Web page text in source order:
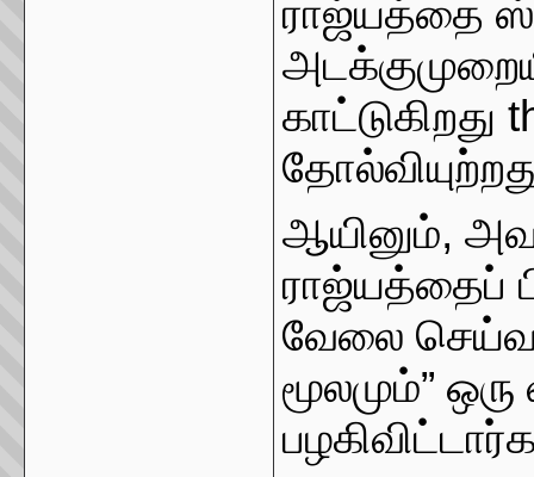
ராஜ்யத்தை
ஆயினும்,
ராஜ்யத்தைப்
வேலை
மூலமும்”